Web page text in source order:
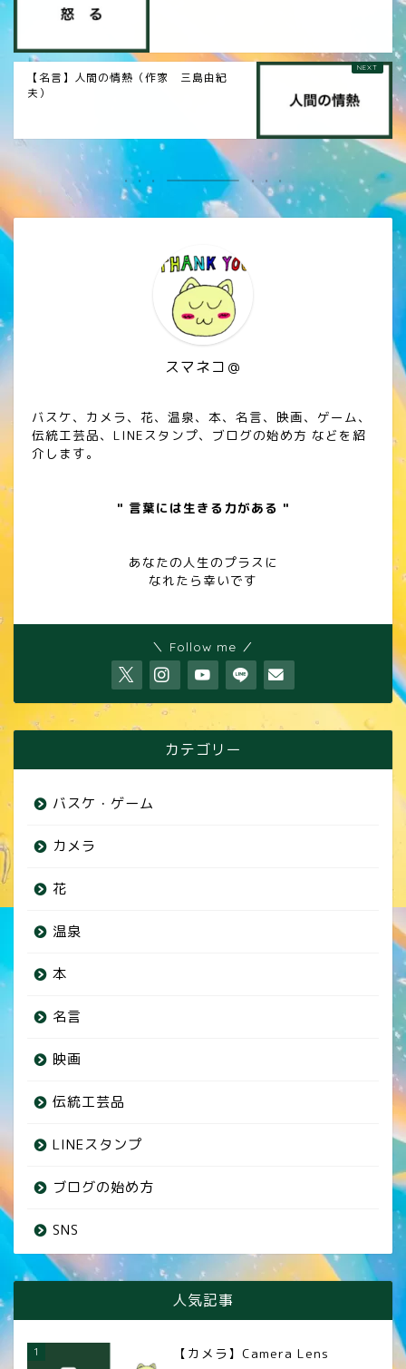
【名言】人間の情熱（作家 三島由紀
夫）
スマネコ＠
バスケ、カメラ、花、温泉、本、名言、映画、ゲーム、
伝統工芸品、LINEスタンプ、ブログの始め方 などを紹
介します。
" 言葉には生きる力がある "
あなたの人生のプラスに
なれたら幸いです
＼ Follow me ／
カテゴリー
バスケ・ゲーム
カメラ
花
温泉
本
名言
映画
伝統工芸品
LINEスタンプ
ブログの始め方
SNS
人気記事
1 【カメラ】Camera Lens